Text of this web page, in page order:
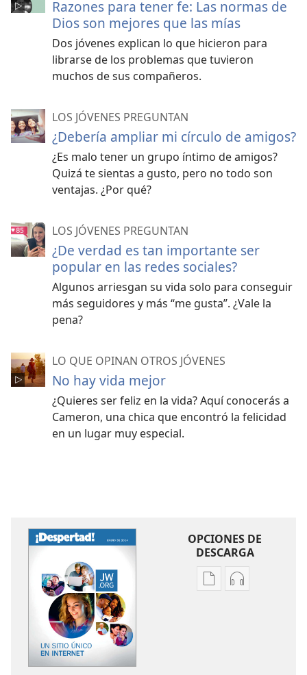
Razones para tener fe: Las normas de
Dios son mejores que las mías
Dos jóvenes explican lo que hicieron para
librarse de los problemas que tuvieron
muchos de sus compañeros.
LOS JÓVENES PREGUNTAN
¿Debería ampliar mi círculo de amigos?
¿Es malo tener un grupo íntimo de amigos?
Quizá te sientas a gusto, pero no todo son
ventajas. ¿Por qué?
LOS JÓVENES PREGUNTAN
¿De verdad es tan importante ser
popular en las redes sociales?
Algunos arriesgan su vida solo para conseguir
más seguidores y más “me gusta”. ¿Vale la
pena?
LO QUE OPINAN OTROS JÓVENES
No hay vida mejor
¿Quieres ser feliz en la vida? Aquí conocerás a
Cameron, una chica que encontró la felicidad
en un lugar muy especial.
OPCIONES DE
DESCARGA
OpcionesOpciones